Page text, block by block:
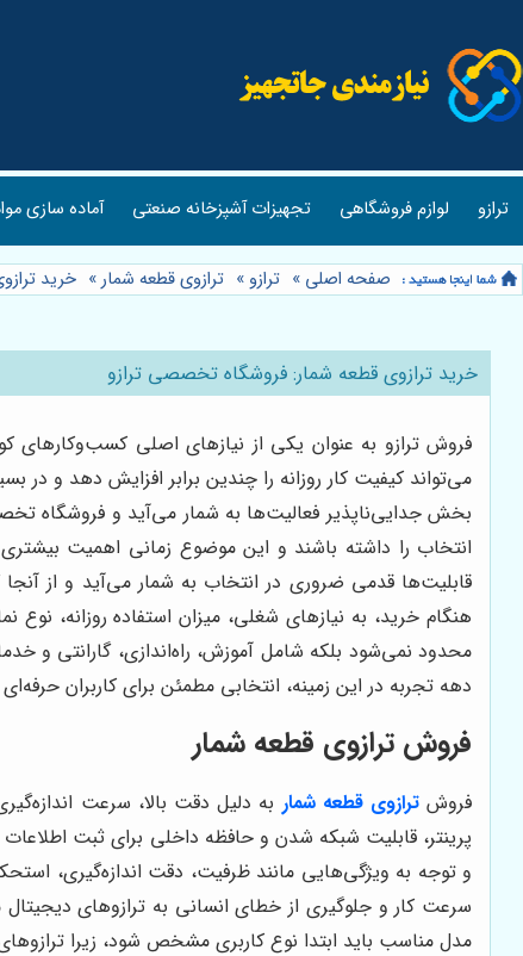
ترازو لوازم فروشگاهی تجهیزات آشپزخانه صنعتی آماده سازی
صفحه اصلی » ترازو » ترازوی قطعه شمار» خرید
خرید ترازوی قطعه شمار: فروشگاه تخصصی ترازو
فروش ترازو به عنوان یکی از نیازهای اصلی
می‌تواند کیفیت کار روزانه را چندین برابر افزایش دهد و
بخش جدایی‌ناپذیر فعالیت‌ها به شمار می‌آید و فروشگاه
انتخاب را داشته باشند و این موضوع زمانی اهمیت
قابلیت‌ها قدمی ضروری در انتخاب به شمار می‌آید و از
هنگام خرید، به نیازهای شغلی، میزان استفاده روزانه،
محدود نمی‌شود بلکه شامل آموزش، راه‌اندازی، گارانتی و
دهه تجربه در این زمینه، انتخابی مطمئن برای کاربران
فروش ترازوی قطعه شمار
فروش ترازوی قطعه شمار به دلیل دقت بالا، سرعت
پرینتر، قابلیت شبکه شدن و حافظه داخلی برای ثبت
و توجه به ویژگی‌هایی مانند ظرفیت، دقت اندازه‌گیری،
سرعت کار و جلوگیری از خطای انسانی به ترازوهای
مدل مناسب باید ابتدا نوع کاربری مشخص شود، زیرا